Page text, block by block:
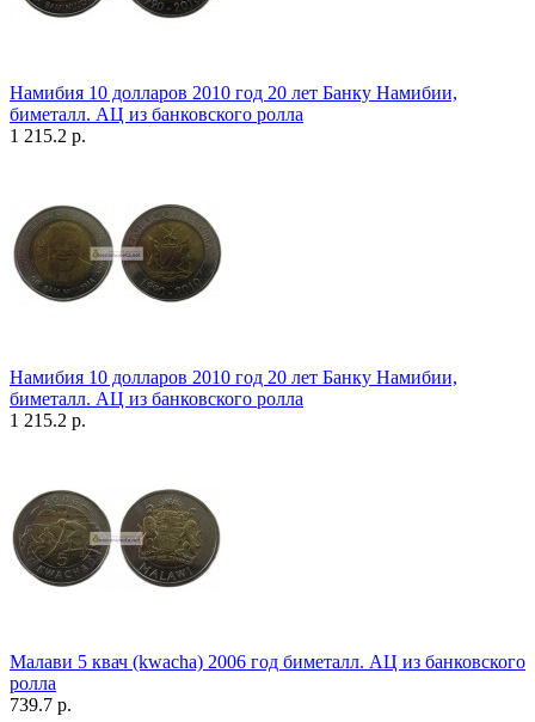
Намибия 10 долларов 2010 год 20 лет Банку Намибии,
биметалл. АЦ из банковского ролла
1 215.2 р.
Намибия 10 долларов 2010 год 20 лет Банку Намибии,
биметалл. АЦ из банковского ролла
1 215.2 р.
Малави 5 квач (kwacha) 2006 год биметалл. АЦ из банковского
ролла
739.7 р.